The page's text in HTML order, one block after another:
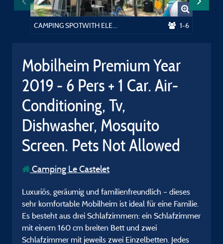
1-6
Mobilheim Premium Year
2019 - 6 Pers + 1 Car. Air-
Conditioning, Tv,
Dishwasher, Mosquito
Screen. Pets Not Allowed
Camping Le Castelet
Luxuriös, geräumig und familienfreundlich – dieses
sehr komfortable Mobilheim ist ideal für eine Familie.
Es besteht aus drei Schlafzimmern: ein Schlafzimmer
mit einem 160 cm breiten Bett und zwei
Schlafzimmer mit jeweils zwei Einzelbetten. Jedes